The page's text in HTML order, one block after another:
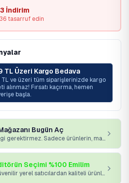
İndirim
tasarruf edin
TL Üzeri Kargo Bedava
ve üzeri tüm siparişlerinizde kargo
alınmaz! Fırsatı kaçırma, hemen
başla.
Bugün Aç
Teknik bilgi gerektirmez. Sadece ürünlerin, markan ve platformumuz yeterli.
Seçimi %100 Emilim
Güvenilir yerel satıcılardan kaliteli ürünler kapınıza gelsin.